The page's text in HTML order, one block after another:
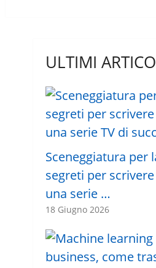
ULTIMI
Sceneggiatura per
segreti per
una serie …
18 Giugno 2026